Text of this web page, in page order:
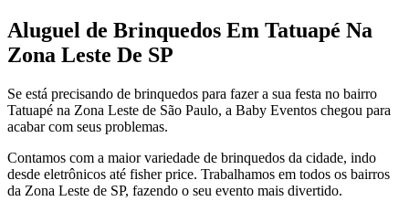
Aluguel de Brinquedos Em Tatuapé Na
Zona Leste De SP
Se está precisando de brinquedos para fazer a sua festa no bairro
Tatuapé na Zona Leste de São Paulo, a Baby Eventos chegou para
acabar com seus problemas.
Contamos com a maior variedade de brinquedos da cidade, indo
desde eletrônicos até fisher price. Trabalhamos em todos os bairros
da Zona Leste de SP, fazendo o seu evento mais divertido.